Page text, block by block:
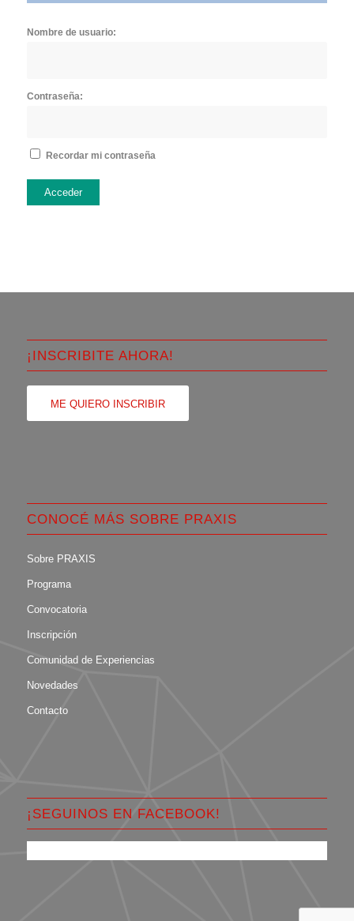
Nombre de usuario:
Contraseña:
Recordar mi contraseña
Acceder
¡INSCRIBITE AHORA!
ME QUIERO INSCRIBIR
CONOCÉ MÁS SOBRE PRAXIS
Sobre PRAXIS
Programa
Convocatoria
Inscripción
Comunidad de Experiencias
Novedades
Contacto
¡SEGUINOS EN FACEBOOK!